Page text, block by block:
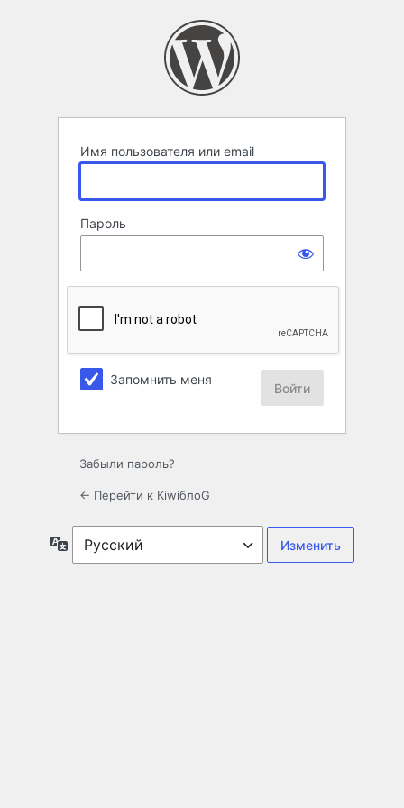
Имя пользователя или email
Пароль
Запомнить меня
Забыли пароль?
← Перейти к КiwiблоG
Язык